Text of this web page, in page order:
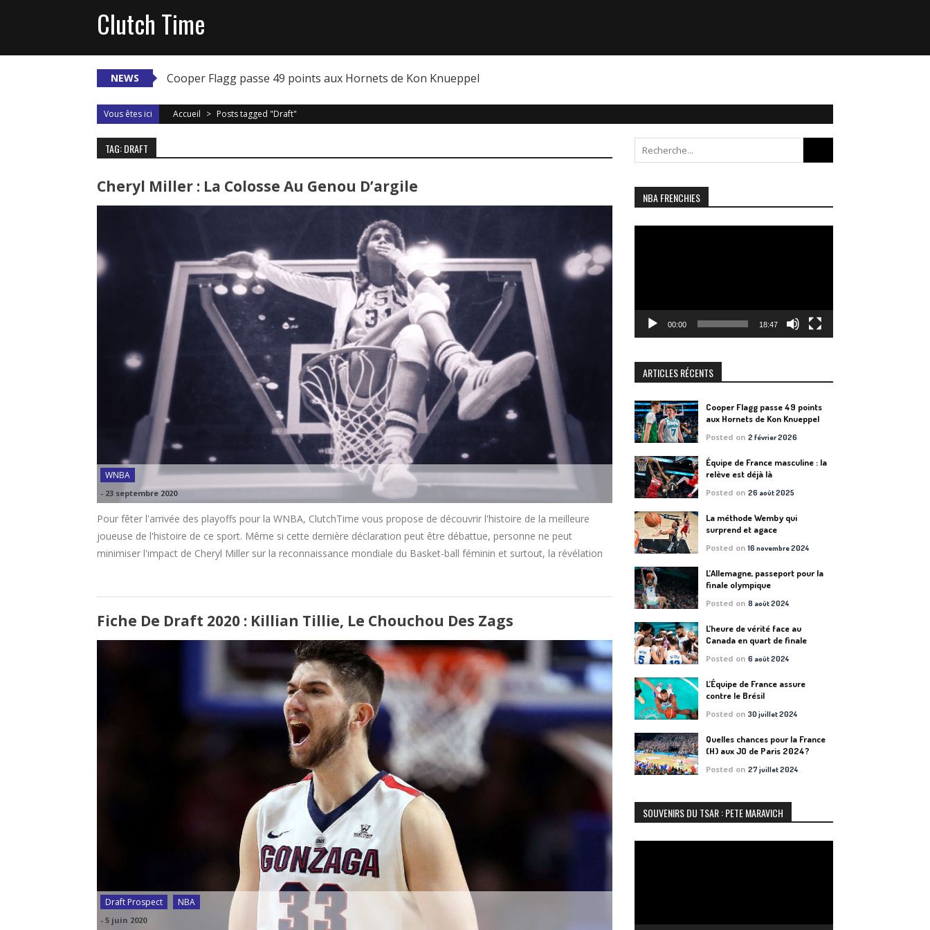
Clutch Time
NEWS Cooper Flagg passe 49 points aux Hornets de Kon Knueppel
Vous êtes ici Accueil > Posts tagged "Draft"
TAG: DRAFT
Cheryl Miller : La Colosse Au Genou D’argile
WNBA
- 23 septembre 2020
Pour fêter l'arrivée des playoffs pour la WNBA, ClutchTime vous propose de découvrir l'histoire de la meilleure
joueuse de l'histoire de ce sport. Même si cette dernière déclaration peut être débattue, personne ne peut
minimiser l'impact de Cheryl Miller sur la reconnaissance mondiale du Basket-ball féminin et surtout, la révélation
Fiche De Draft 2020 : Killian Tillie, Le Chouchou Des Zags
Draft Prospect NBA
- 5 juin 2020
for:
NBA FRENCHIES
00:00 18:47
ARTICLES RÉCENTS
Cooper Flagg passe 49 points
aux Hornets de Kon Knueppel
Posted on2 février 2026
Équipe de France masculine : la
relève est déjà là
Posted on26 août 2025
La méthode Wemby qui
surprend et agace
Posted on16 novembre 2024
L’Allemagne, passeport pour la
finale olympique
Posted on8 août 2024
L’heure de vérité face au
Canada en quart de finale
Posted on6 août 2024
L’Équipe de France assure
contre le Brésil
Posted on30 juillet 2024
Quelles chances pour la France
(H) aux JO de Paris 2024?
Posted on27 juillet 2024
SOUVENIRS DU TSAR : PETE MARAVICH